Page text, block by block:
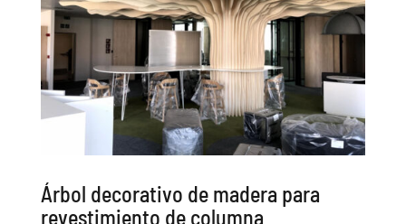
Árbol decorativo de madera para
revestimiento de columna